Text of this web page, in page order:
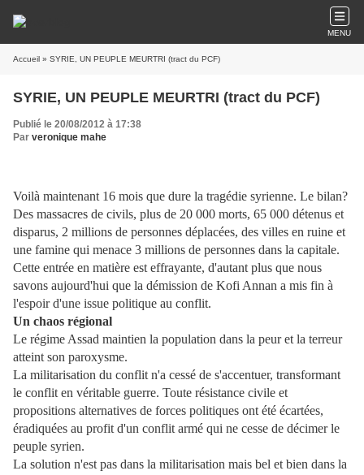
MENU
Accueil » SYRIE, UN PEUPLE MEURTRI (tract du PCF)
SYRIE, UN PEUPLE MEURTRI (tract du PCF)
Publié le 20/08/2012 à 17:38
Par veronique mahe
Voilà maintenant 16 mois que dure la tragédie syrienne. Le bilan?
Des massacres de civils, plus de 20 000 morts, 65 000 détenus et
disparus, 2 millions de personnes déplacées, des villes en ruine et
une famine qui menace 3 millions de personnes dans la capitale.
Cette entrée en matière est effrayante, d'autant plus que nous
savons aujourd'hui que la démission de Kofi Annan a mis fin à
l'espoir d'une issue politique au conflit.
Un chaos régional
Le régime Assad maintien la population dans la peur et la terreur
atteint son paroxysme.
La militarisation du conflit n'a cessé de s'accentuer, transformant
le conflit en véritable guerre. Toute résistance civile et
propositions alternatives de forces politiques ont été écartées,
éradiquées au profit d'un conflit armé qui ne cesse de décimer le
peuple syrien.
La solution n'est pas dans la militarisation mais bel et bien dans la